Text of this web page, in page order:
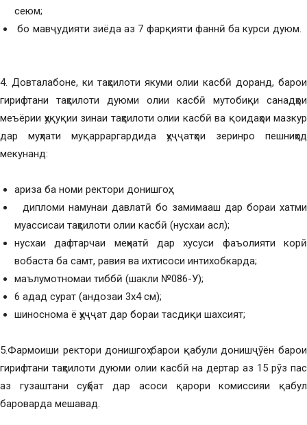
сеюм;
бо мавҷудияти зиёда аз 7 фарқияти фаннӣ ба курси дуюм.
4. Довталабоне, ки таҳсилоти якуми олии касбӣ доранд, барои
гирифтани таҳсилоти дуюми олии касбӣ мутобиқи санадҳои
меъёрии ҳуқуқии зинаи таҳсилоти олии касбӣ ва қоидаҳои мазкур
дар муҳлати муқарраргардида ҳуҷҷатҳои зеринро пешниҳод
мекунанд:
ариза ба номи ректори донишгоҳ;
дипломи намунаи давлатӣ бо замимааш дар бораи хатми
муассисаи таҳсилоти олии касбӣ (нусхаи асл);
нусхаи дафтарчаи меҳнатӣ дар хусуси фаъолияти корӣ
вобаста ба самт, равия ва ихтисоси интихобкарда;
маълумотномаи тиббӣ (шакли №086-У);
6 адад сурат (андозаи 3х4 см);
шиноснома ё ҳуҷҷат дар бораи тасдиқи шахсият;
5.Фармоиши ректори донишгоҳ барои қабули донишҷӯён барои
гирифтани таҳсилоти дуюми олии касбӣ на дертар аз 15 рӯз пас
аз гузаштани суҳбат дар асоси қарори комиссияи қабул
бароварда мешавад.